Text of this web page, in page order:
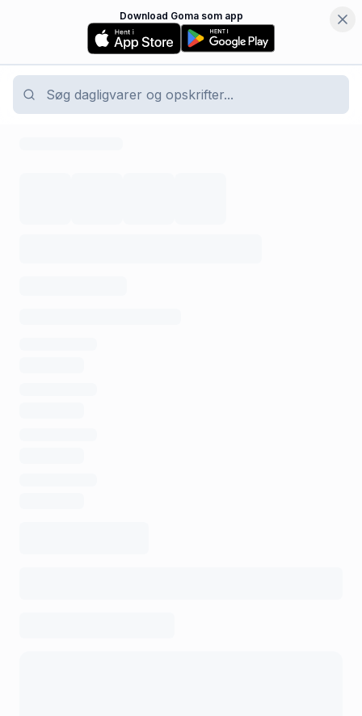
Download Goma som app